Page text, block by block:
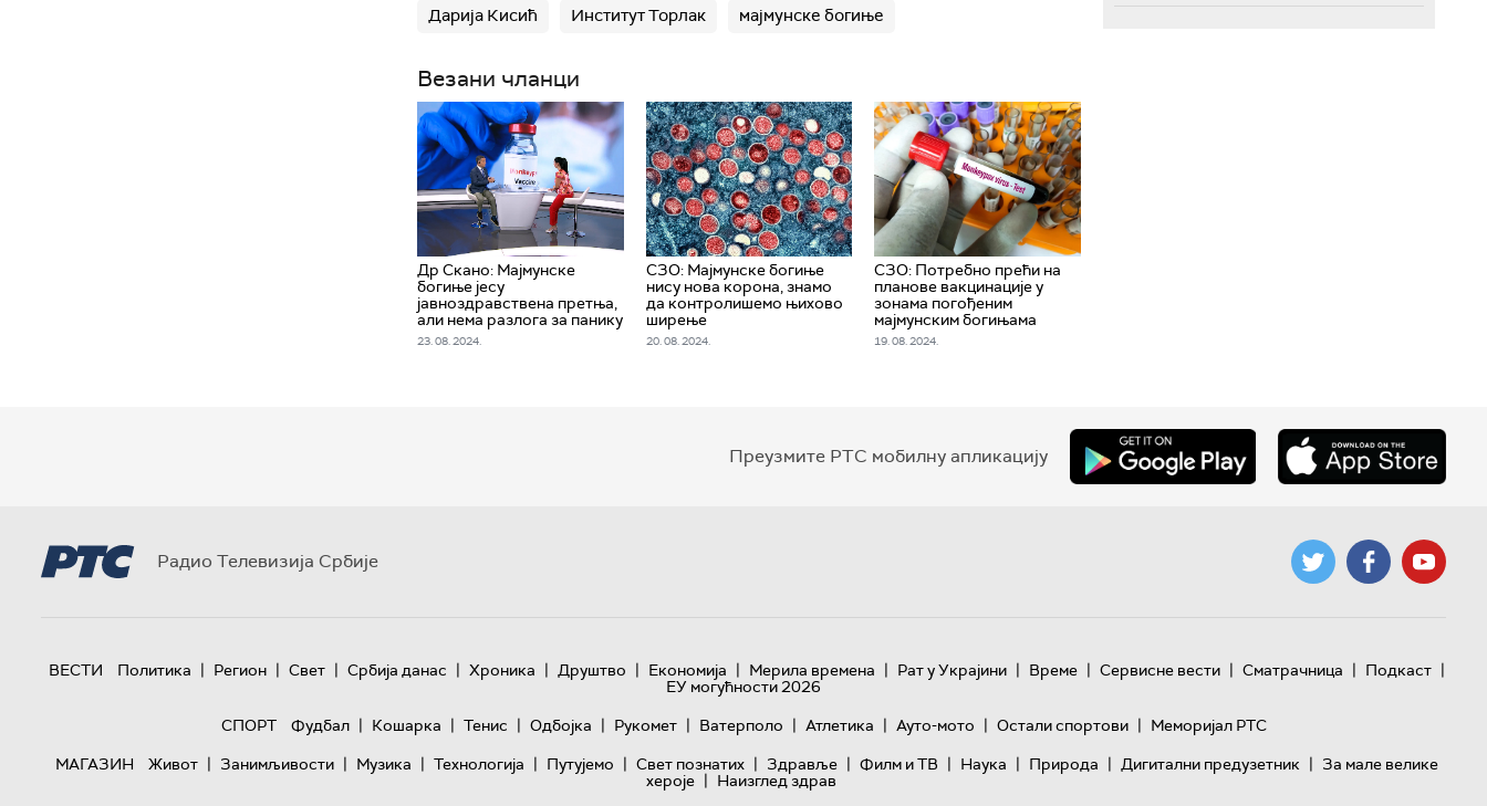
Дарија Кисић Институт Торлак мајмунске богиње
Везани чланци
Др Скано: Мајмунске
богиње јесу
јавноздравствена претња,
али нема разлога за панику
23. 08. 2024.
СЗО: Мајмунске богиње
нису нова корона, знамо
да контролишемо њихово
ширење
20. 08. 2024.
СЗО: Потребно прећи на
планове вакцинације у
зонама погођеним
мајмунским богињама
19. 08. 2024.
Преузмите РТС мобилну апликацију
Радио Телевизија Србије
ВЕСТИ Политика | Регион | Свет | Србија данас | Хроника | Друштво | Економија | Мерила времена | Рат у Украјини | Време | Сервисне вести | Сматрачница | Подкаст |
ЕУ могућности 2026
СПОРТ
Фудбал | Кошарка | Тенис | Одбојка | Рукомет | Ватерполо | Атлетика | Ауто-мото | Остали спортови | Меморијал РТС
МАГАЗИН
Живот | Занимљивости | Музика | Технологијa | Путујемо | Свет познатих | Здравље | Филм и ТВ | Наука | Природа | Дигитални предузетник | За мале велике
хероје | Наизглед здрав